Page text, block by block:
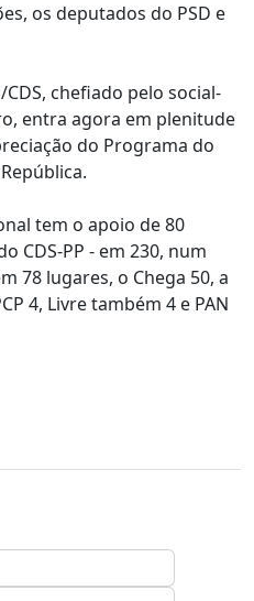
os deputados do PSD e
chefiado pelo social-
entra agora em plenitude
do Programa do
tem o apoio de 80
CDS-PP - em 230, num
78 lugares, o Chega 50, a
4, Livre também 4 e PAN